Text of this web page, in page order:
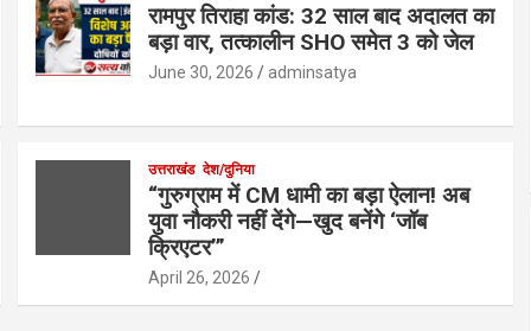
रामपुर तिराहा कांड: 32 साल बाद अदालत का
बड़ा वार, तत्कालीन SHO समेत 3 को जेल
June 30, 2026 adminsatya
उत्तराखंड देश/दुनिया
“गुरुग्राम में CM धामी का बड़ा ऐलान! अब
युवा नौकरी नहीं देंगे—खुद बनेंगे ‘जॉब
क्रिएटर’”
April 26, 2026